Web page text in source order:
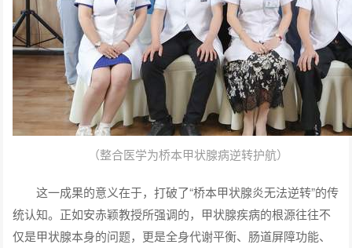
（整合医学为桥本甲状腺病逆转护航）
这一成果的意义在于，打破了“桥本甲状腺炎无法逆转”的传
统认知。正如安赤颖教授所强调的，甲状腺疾病的根源往往不
仅是甲状腺本身的问题，更是全身代谢平衡、肠道屏障功能、